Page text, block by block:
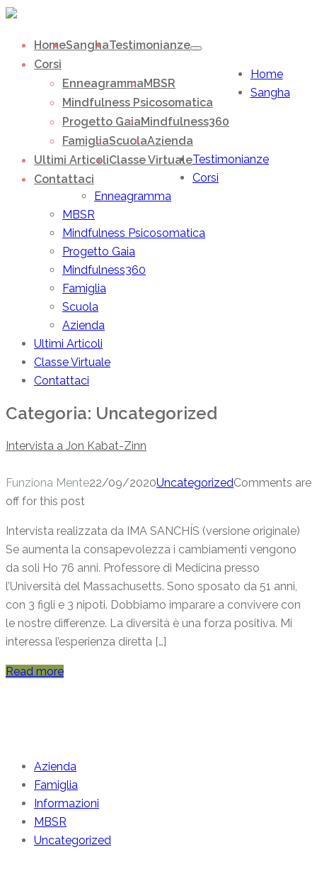
HomeSanghaTestimonianze
Corsi
EnneagrammaMBSR
Mindfulness Psicosomatica
Progetto GaiaMindfulness360
FamigliaScuolaAzienda
Ultimi ArticoliClasse Virtuale
Contattaci
Home
Sangha
Testimonianze
Corsi
Enneagramma
MBSR
Mindfulness Psicosomatica
Progetto Gaia
Mindfulness360
Famiglia
Scuola
Azienda
Ultimi Articoli
Classe Virtuale
Contattaci
Categoria: Uncategorized
Intervista a Jon Kabat-Zinn
Funziona Mente22/09/2020UncategorizedComments are
off for this post
Intervista realizzata da IMA SANCHÍS (versione originale)
Se aumenta la consapevolezza i cambiamenti vengono
da soli Ho 76 anni. Professore di Medicina presso
l’Università del Massachusetts. Sono sposato da 51 anni,
con 3 figli e 3 nipoti. Dobbiamo imparare a convivere con
le nostre differenze. La diversità è una forza positiva. Mi
interessa l’esperienza diretta […]
Read more
Azienda
Famiglia
Informazioni
MBSR
Uncategorized